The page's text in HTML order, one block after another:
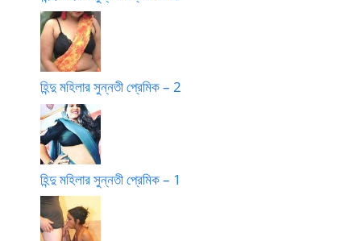
হিন্দু মহিলার সুন্নতী প্রেমিক – 2
হিন্দু মহিলার সুন্নতী প্রেমিক – 1